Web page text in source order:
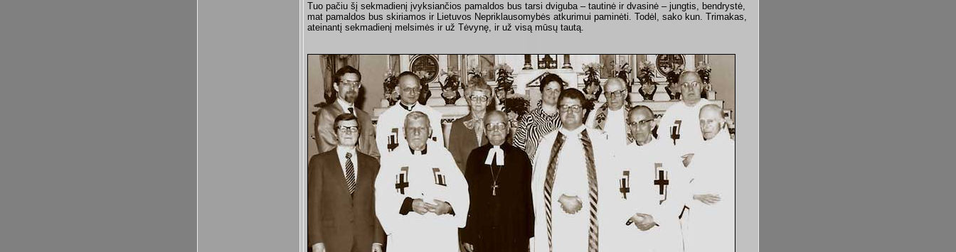
Tuo pačiu šį sekmadienį įvyksiančios pamaldos bus tarsi dviguba – tautinė ir dvasinė – jungtis, bendrystė,
mat pamaldos bus skiriamos ir Lietuvos Nepriklausomybės atkurimui paminėti. Todėl, sako kun. Trimakas,
ateinantį sekmadienį melsimės ir už Tėvynę, ir už visą mūsų tautą.